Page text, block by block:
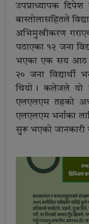
उपप्राध्यापक दिपेश
बास्तोलासहितले
अभिमुखीकरण
पठाएका १२ जना
भएका एक सय आठ
२० जना विद्यार्थी
थियो । कलेजले यो
एलएलएम तहको
एलएलएम भर्नाका
सुरू भएको जानकारी